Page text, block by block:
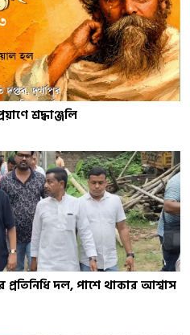
শ্রদ্ধাঞ্জলি
দল, পাশে থাকার আশ্বাস